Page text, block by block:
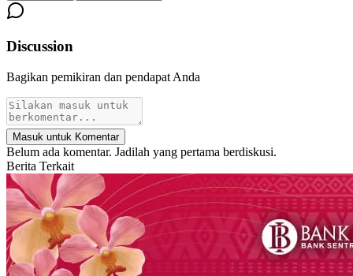
Discussion
Bagikan pemikiran dan pendapat Anda
Masuk untuk Komentar
Belum ada komentar. Jadilah yang pertama berdiskusi.
Berita Terkait